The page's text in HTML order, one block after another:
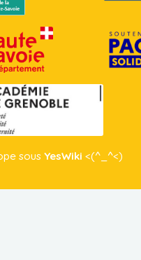
sousYesWiki <(^_^<)